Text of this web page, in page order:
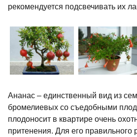
рекомендуется подсвечивать их
Ананас – единственный вид из
бромелиевых со съедобными
плодоносит в квартире очень
притенения. Для его правильного